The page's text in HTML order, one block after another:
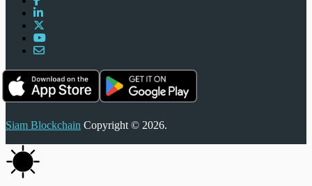
Siam Blockchain Copyright © 2026.